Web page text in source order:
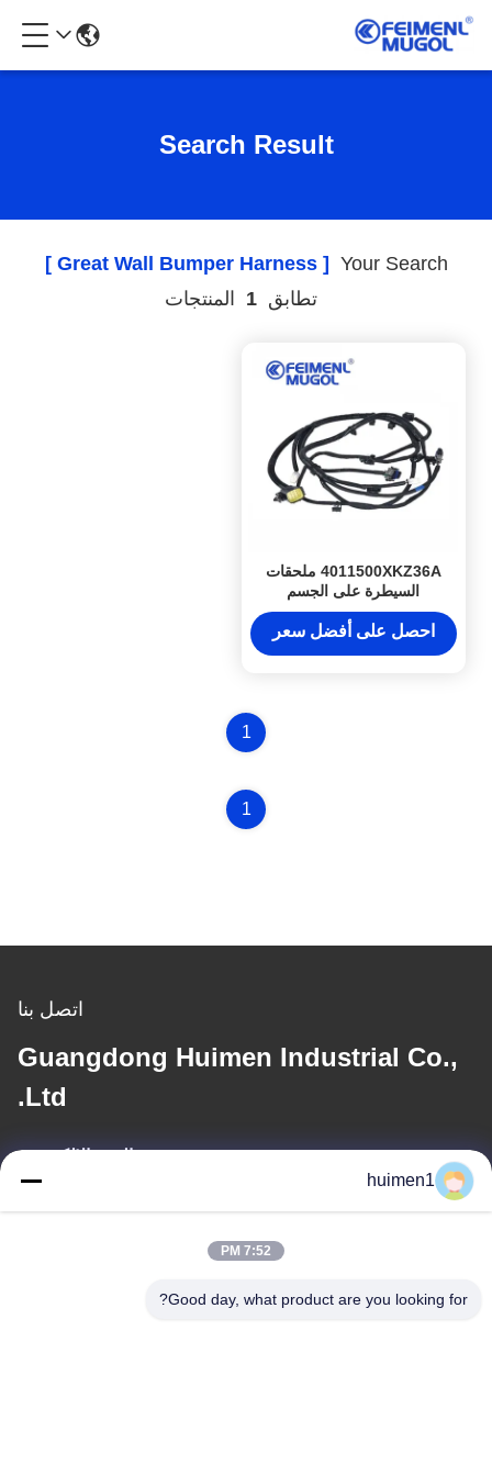
Search Result
Your Search
[ Great Wall Bumper Harness ]
تطابق1 المنتجات
4011500XKZ36A ملحقات
السيطرة على الجسم
احصل على أفضل سعر
1
1
اتصل بنا
Guangdong Huimen Industrial Co.,
Ltd.
البريد الإلكتروني
huimen1
7:52 PM
Good day, what product are you looking for?